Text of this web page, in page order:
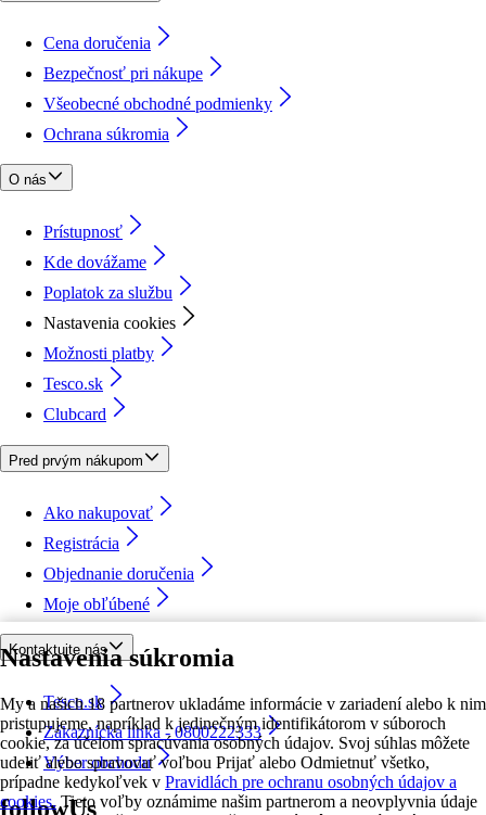
Nastavenia súkromia
My a našich 18 partnerov ukladáme informácie v zariadení alebo k nim
pristupujeme, napríklad k jedinečným identifikátorom v súboroch
cookie, za účelom spracúvania osobných údajov. Svoj súhlas môžete
udeliť alebo spravovať voľbou Prijať alebo Odmietnuť všetko,
prípadne kedykoľvek v Pravidlách pre ochranu osobných údajov a
cookies. Tieto voľby oznámime našim partnerom a neovplyvnia údaje
Cena doručenia
Bezpečnosť pri nákupe
Všeobecné obchodné podmienky
Ochrana súkromia
O nás
Prístupnosť
Kde dovážame
Poplatok za službu
Nastavenia cookies
Možnosti platby
Tesco.sk
Clubcard
Pred prvým nákupom
Ako nakupovať
Registrácia
Objednanie doručenia
Moje obľúbené
Kontaktujte nás
Tesco.sk
Zákaznícka linka - 0800222333
Výber obchodu
followUs